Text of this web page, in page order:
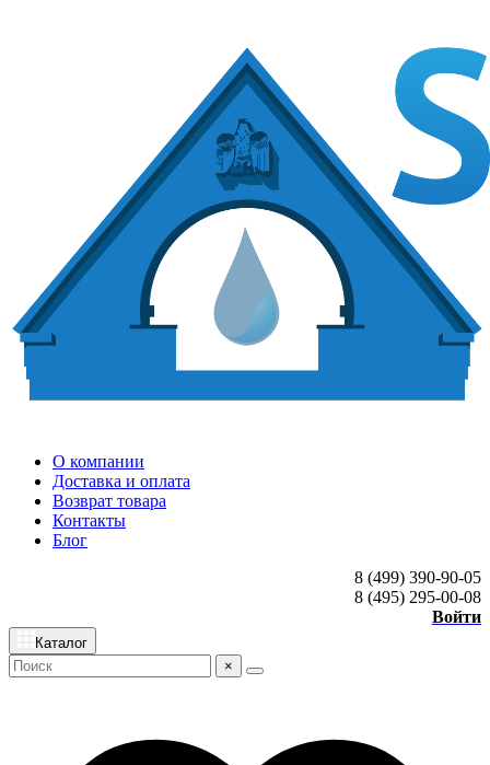
О компании
Доставка и оплата
Возврат товара
Контакты
Блог
8 (499) 390-90-05
8 (495) 295-00-08
Войти
Каталог
×